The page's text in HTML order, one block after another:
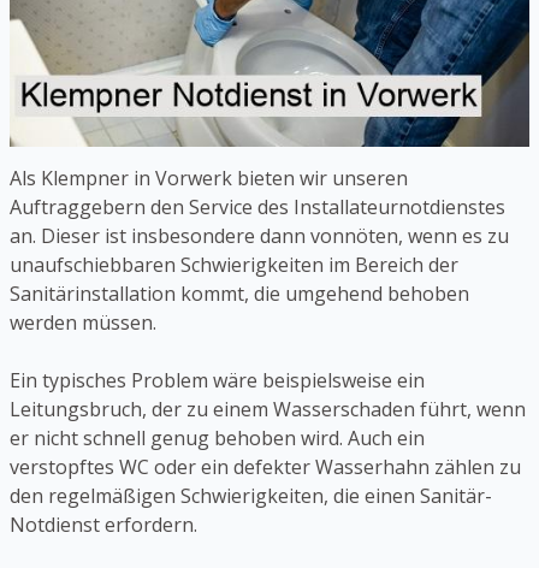
Als Klempner in Vorwerk bieten wir unseren
Auftraggebern den Service des Installateurnotdienstes
an. Dieser ist insbesondere dann vonnöten, wenn es zu
unaufschiebbaren Schwierigkeiten im Bereich der
Sanitärinstallation kommt, die umgehend behoben
werden müssen.
Ein typisches Problem wäre beispielsweise ein
Leitungsbruch, der zu einem Wasserschaden führt, wenn
er nicht schnell genug behoben wird. Auch ein
verstopftes WC oder ein defekter Wasserhahn zählen zu
den regelmäßigen Schwierigkeiten, die einen Sanitär-
Notdienst erfordern.